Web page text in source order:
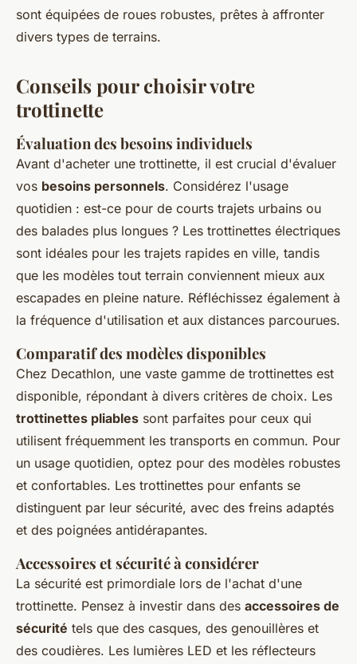
sont équipées de roues robustes, prêtes à affronter
divers types de terrains.
Conseils pour choisir votre
trottinette
Évaluation des besoins individuels
Avant d'acheter une trottinette, il est crucial d'évaluer
vos besoins personnels. Considérez l'usage
quotidien : est-ce pour de courts trajets urbains ou
des balades plus longues ? Les trottinettes électriques
sont idéales pour les trajets rapides en ville, tandis
que les modèles tout terrain conviennent mieux aux
escapades en pleine nature. Réfléchissez également à
la fréquence d'utilisation et aux distances parcourues.
Comparatif des modèles disponibles
Chez Decathlon, une vaste gamme de trottinettes est
disponible, répondant à divers critères de choix. Les
trottinettes pliables sont parfaites pour ceux qui
utilisent fréquemment les transports en commun. Pour
un usage quotidien, optez pour des modèles robustes
et confortables. Les trottinettes pour enfants se
distinguent par leur sécurité, avec des freins adaptés
et des poignées antidérapantes.
Accessoires et sécurité à considérer
La sécurité est primordiale lors de l'achat d'une
trottinette. Pensez à investir dans des accessoires de
sécurité tels que des casques, des genouillères et
des coudières. Les lumières LED et les réflecteurs